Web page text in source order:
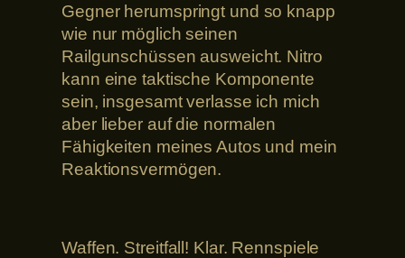
Gegner herumspringt und so knapp
wie nur möglich seinen
Railgunschüssen ausweicht. Nitro
kann eine taktische Komponente
sein, insgesamt verlasse ich mich
aber lieber auf die normalen
Fähigkeiten meines Autos und mein
Reaktionsvermögen.
Waffen. Streitfall! Klar. Rennspiele